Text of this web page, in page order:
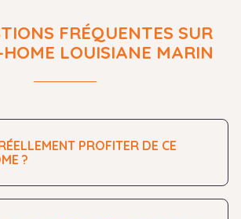
W
cm avec
24 kg
FRÉQUENTES SUR
LOUISIANE MARIN
PROFITER DE CE
?